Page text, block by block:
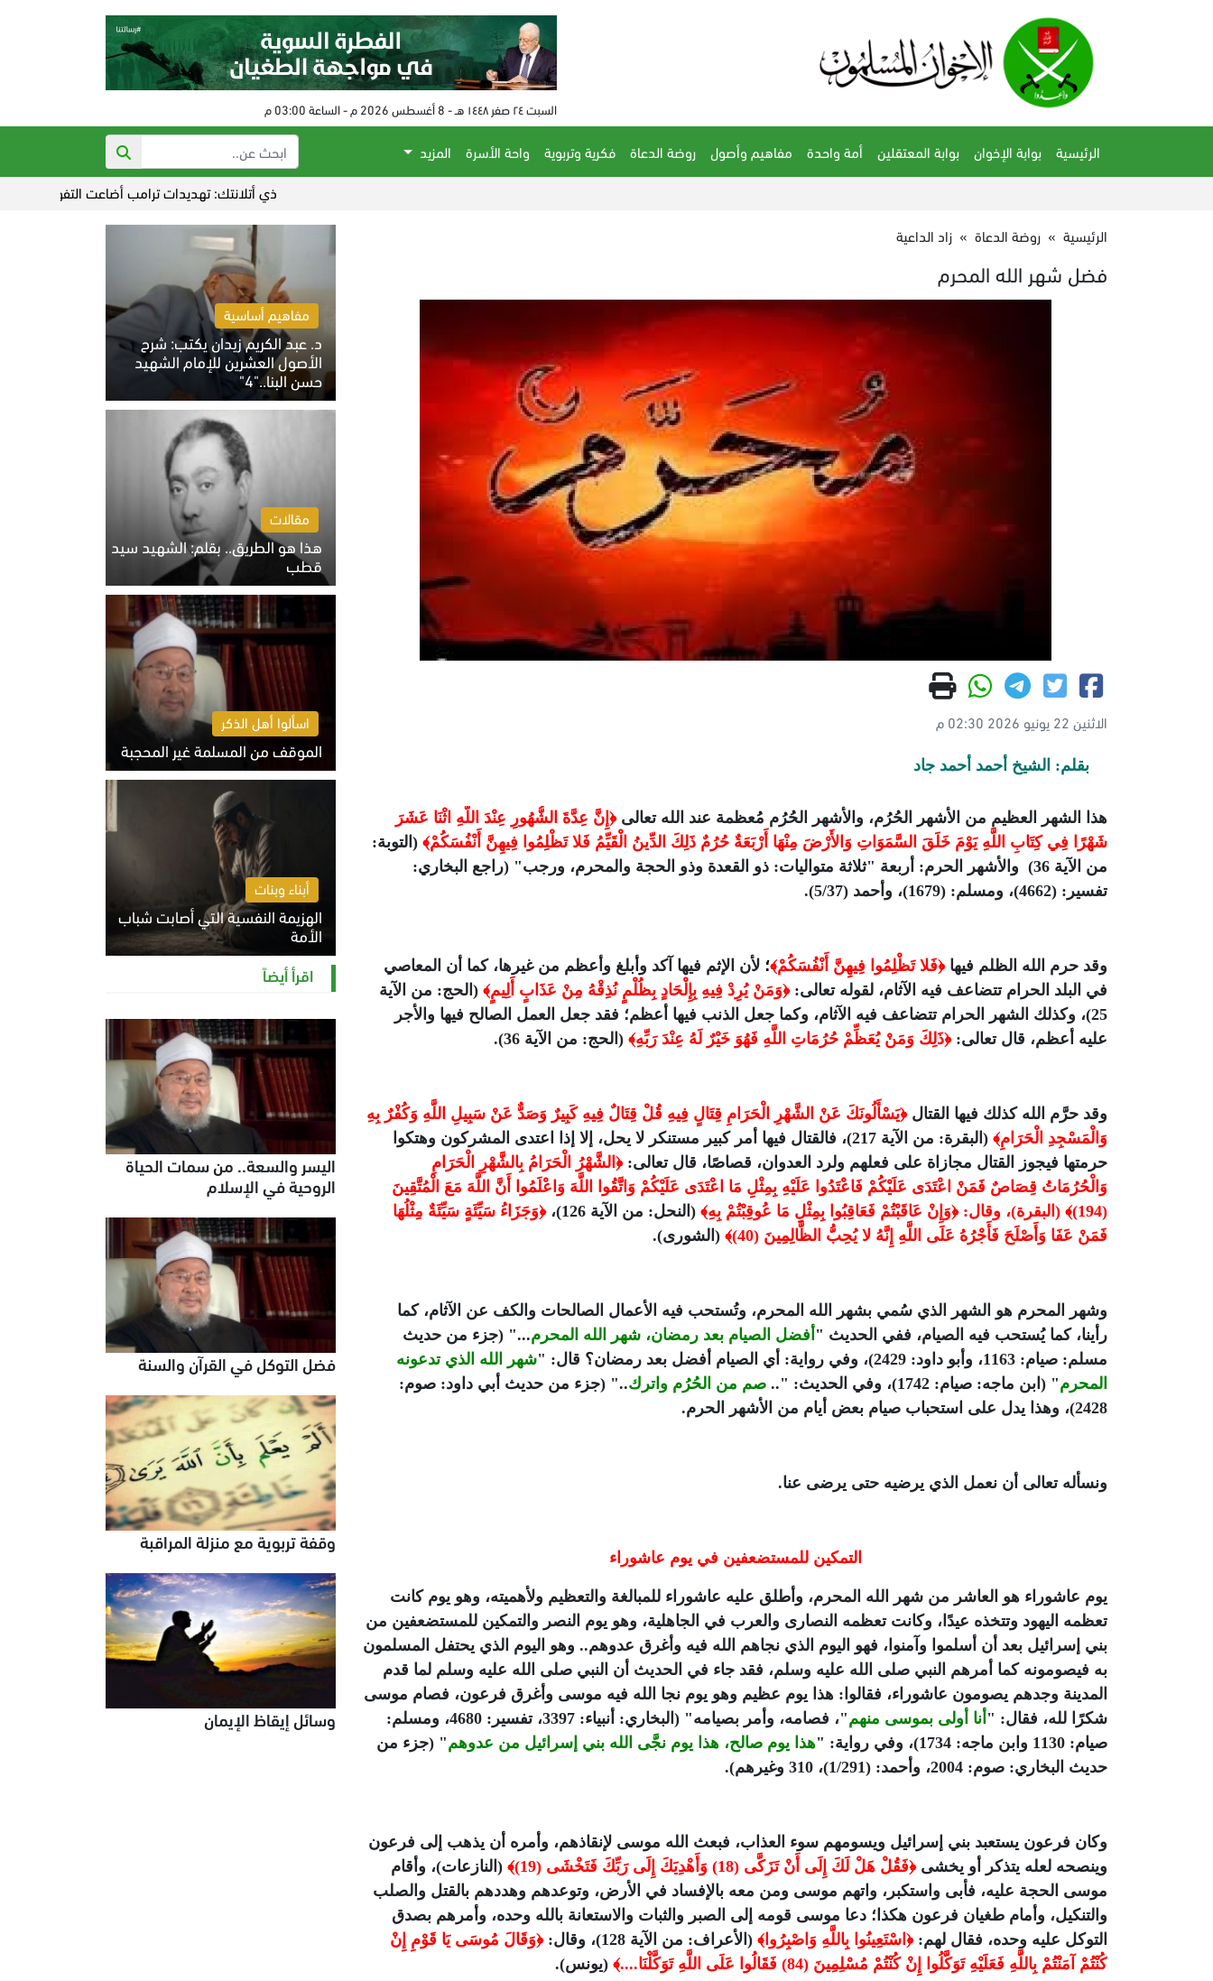
السبت ٢٤ صفر ١٤٤٨ هـ - 8 أغسطس 2026 م - الساعة 03:00 م
الرئيسية بوابة الإخوان بوابة المعتقلين أمة واحدة مفاهيم وأصول روضة الدعاة فكرية وتربوية واحة الأسرة
المزيد
ذي أتلانتك: تهديدات ترامب أضاعت التفوق الإستراتيجي على
الرئيسية » روضة الدعاة » زاد الداعية
فضل شهر الله المحرم
الاثنين 22 يونيو 2026 02:30 م
بقلم: الشيخ أحمد أحمد جاد
هذا الشهر العظيم من الأشهر الحُرُم، والأشهر الحُرُم مُعظمة عند الله تعالى﴿إِنَّ عِدَّةَ الشُّهُورِ عِنْدَ اللَّهِ اثْنَا عَشَرَ
شَهْرًا فِي كِتَابِ اللَّهِ يَوْمَ خَلَقَ السَّمَوَاتِ وَالأَرْضَ مِنْهَا أَرْبَعَةٌ حُرُمٌ ذَلِكَ الدِّينُ الْقَيِّمُ فَلا تَظْلِمُوا فِيهِنَّ أَنْفُسَكُمْ﴾ (التوبة:
من الآية 36) والأشهر الحرم: أربعة "ثلاثة متواليات: ذو القعدة وذو الحجة والمحرم، ورجب" (راجع البخاري:
تفسير: (4662)، ومسلم: (1679)، وأحمد (5/37).
وقد حرم الله الظلم فيها﴿فَلا تَظْلِمُوا فِيهِنَّ أَنْفُسَكُمْ﴾؛ لأن الإثم فيها آكد وأبلغ وأعظم من غيرها، كما أن المعاصي
في البلد الحرام تتضاعف فيه الآثام، لقوله تعالى:﴿وَمَنْ يُرِدْ فِيهِ بِإِلْحَادٍ بِظُلْمٍ نُذِقْهُ مِنْ عَذَابٍ أَلِيمٍ﴾ (الحج: من الآية
25)، وكذلك الشهر الحرام تتضاعف فيه الآثام، وكما جعل الذنب فيها أعظم؛ فقد جعل العمل الصالح فيها والأجر
عليه أعظم، قال تعالى:﴿ذَلِكَ وَمَنْ يُعَظِّمْ حُرُمَاتِ اللَّهِ فَهُوَ خَيْرٌ لَهُ عِنْدَ رَبِّهِ﴾ (الحج: من الآية 36).
وقد حرَّم الله كذلك فيها القتال﴿يَسْأَلُونَكَ عَنْ الشَّهْرِ الْحَرَامِ قِتَالٍ فِيهِ قُلْ قِتَالٌ فِيهِ كَبِيرٌ وَصَدٌّ عَنْ سَبِيلِ اللَّهِ وَكُفْرٌ بِهِ
وَالْمَسْجِدِ الْحَرَامِ﴾
(البقرة: من الآية 217)، فالقتال فيها أمر كبير مستنكر لا يحل، إلا إذا اعتدى المشركون وهتكوا
حرمتها فيجوز القتال مجازاة على فعلهم ولرد العدوان، قصاصًا، قال تعالى:﴿الشَّهْرُ الْحَرَامُ بِالشَّهْرِ الْحَرَامِ
وَالْحُرُمَاتُ قِصَاصٌ فَمَنْ اعْتَدَى عَلَيْكُمْ فَاعْتَدُوا عَلَيْهِ بِمِثْلِ مَا اعْتَدَى عَلَيْكُمْ وَاتَّقُوا اللَّهَ وَاعْلَمُوا أَنَّ اللَّهَ مَعَ الْمُتَّقِينَ
(194)﴾ (البقرة)، وقال: ﴿وَإِنْ عَاقَبْتُمْ فَعَاقِبُوا بِمِثْلِ مَا عُوقِبْتُمْ بِهِ﴾
(النحل: من الآية 126)،
﴿وَجَزَاءُ سَيِّئَةٍ سَيِّئَةٌ مِثْلُهَا
فَمَنْ عَفَا وَأَصْلَحَ فَأَجْرُهُ عَلَى اللَّهِ إِنَّهُ لا يُحِبُّ الظَّالِمِينَ (40)﴾
(الشورى).
وشهر المحرم هو الشهر الذي سُمي بشهر الله المحرم، وتُستحب فيه الأعمال الصالحات والكف عن الآثام، كما
رأينا، كما يُستحب فيه الصيام، ففي الحديث " أفضل الصيام بعد رمضان، شهر الله المحرم..." (جزء من حديث
مسلم: صيام: 1163، وأبو داود: 2429)، وفي رواية: أي الصيام أفضل بعد رمضان؟ قال: "
شهر الله الذي تدعونه
المحرم" (ابن ماجه: صيام: 1742)، وفي الحديث: ".. صم من الحُرُم واترك.." (جزء من حديث أبي داود: صوم:
2428)، وهذا يدل على استحباب صيام بعض أيام من الأشهر الحرم.
ونسأله تعالى أن نعمل الذي يرضيه حتى يرضى عنا.
التمكين للمستضعفين في يوم عاشوراء
يوم عاشوراء هو العاشر من شهر الله المحرم، وأطلق عليه عاشوراء للمبالغة والتعظيم ولأهميته، وهو يوم كانت
تعظمه اليهود وتتخذه عيدًا، وكانت تعظمه النصارى والعرب في الجاهلية، وهو يوم النصر والتمكين للمستضعفين من
بني إسرائيل بعد أن أسلموا وآمنوا، فهو اليوم الذي نجاهم الله فيه وأغرق عدوهم.. وهو اليوم الذي يحتفل المسلمون
به فيصومونه كما أمرهم النبي صلى الله عليه وسلم، فقد جاء في الحديث أن النبي صلى الله عليه وسلم لما قدم
المدينة وجدهم يصومون عاشوراء، فقالوا: هذا يوم عظيم وهو يوم نجا الله فيه موسى وأغرق فرعون، فصام موسى
شكرًا لله، فقال: " أنا أولى بموسى منهم
"، فصامه، وأمر بصيامه" (البخاري: أنبياء: 3397، تفسير: 4680، ومسلم:
صيام: 1130 وابن ماجه: 1734)، وفي رواية: "
هذا يوم صالح، هذا يوم نجَّى الله بني إسرائيل من عدوهم" (جزء من
حديث البخاري: صوم: 2004، وأحمد: (1/291)، 310 وغيرهم).
وكان فرعون يستعبد بني إسرائيل ويسومهم سوء العذاب، فبعث الله موسى لإنقاذهم، وأمره أن يذهب إلى فرعون
وينصحه لعله يتذكر أو يخشى﴿فَقُلْ هَلْ لَكَ إِلَى أَنْ تَزَكَّى (18) وَأَهْدِيَكَ إِلَى رَبِّكَ فَتَخْشَى (19)﴾
(النازعات)، وأقام
موسى الحجة عليه، فأبى واستكبر، واتهم موسى ومن معه بالإفساد في الأرض، وتوعدهم وهددهم بالقتل والصلب
والتنكيل، وأمام طغيان فرعون هكذا؛ دعا موسى قومه إلى الصبر والثبات والاستعانة بالله وحده، وأمرهم بصدق
التوكل عليه وحده، فقال لهم:﴿اسْتَعِينُوا بِاللَّهِ وَاصْبِرُوا﴾ (الأعراف: من الآية 128)، وقال:
﴿وَقَالَ مُوسَى يَا قَوْمِ إِنْ
كُنْتُمْ آمَنْتُمْ بِاللَّهِ فَعَلَيْهِ تَوَكَّلُوا إِنْ كُنْتُمْ مُسْلِمِينَ (84) فَقَالُوا عَلَى اللَّهِ تَوَكَّلْنَا....﴾
(يونس).
مفاهيم أساسية
د. عبد الكريم زيدان يكتب: شرح
الأصول العشرين للإمام الشهيد
حسن البنا.."4"
الخميس 6 أغسطس 2026 10:27 ص
مقالات
هذا هو الطريق.. بقلم: الشهيد سيد
قطب
الخميس 6 أغسطس 2026 10:52 ص
اسألوا أهل الذكر
الموقف من المسلمة غير المحجبة
الخميس 6 أغسطس 2026 10:45 ص
أبناء وبنات
الهزيمة النفسية التي أصابت شباب
الأمة
الخميس 6 أغسطس 2026 11:12 ص
اقرأ أيضاً
اليسر والسعة.. من سمات الحياة
الروحية في الإسلام
فضل التوكل في القرآن والسنة
وقفة تربوية مع منزلة المراقبة
وسائل إيقاظ الإيمان